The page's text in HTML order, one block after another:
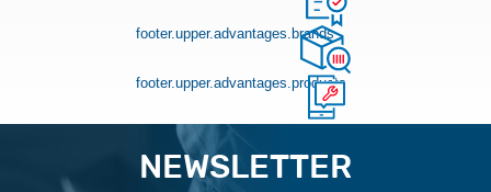
footer.upper.advantages.brands
footer.upper.advantages.products
NEWSLETTER